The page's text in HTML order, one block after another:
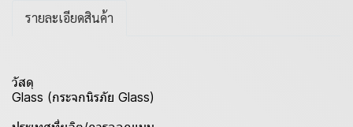
รายละเอียดสินค้า
วัสดุ
Glass (กระจกนิรภัย Glass)